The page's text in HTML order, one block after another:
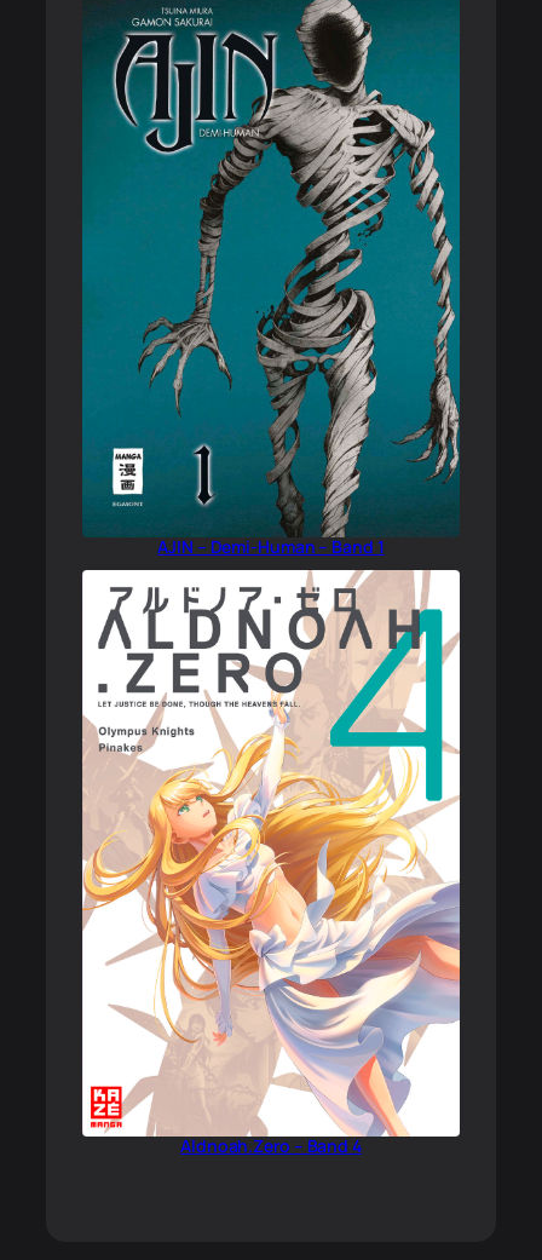
AJIN – Demi-Human – Band 1
Aldnoah.Zero – Band 4